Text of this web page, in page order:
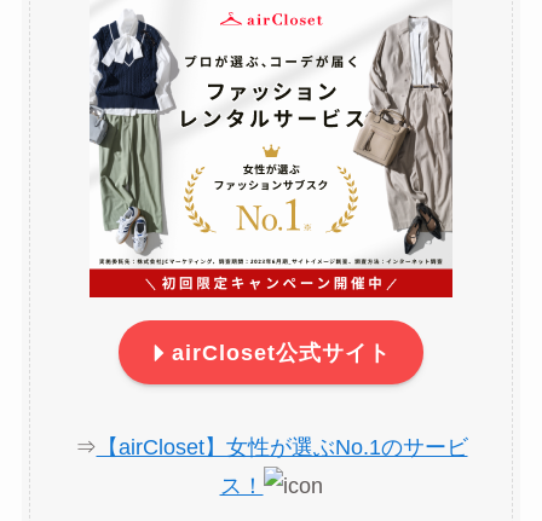
airCloset公式サイト
⇒ 【airCloset】女性が選ぶNo.1のサービ
ス！